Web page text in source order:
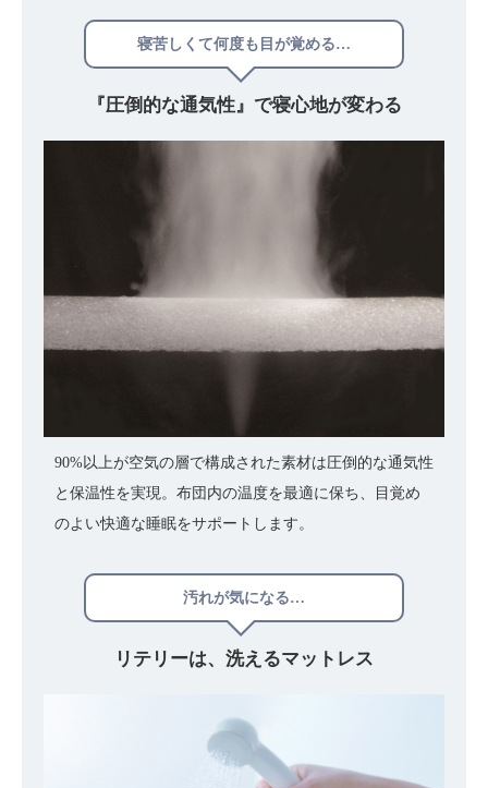
寝苦しくて何度も目が覚める…
『圧倒的な通気性』で寝心地が変わる
90%以上が空気の層で構成された素材は圧倒的な通気性
と保温性を実現。布団内の温度を最適に保ち、目覚め
のよい快適な睡眠をサポートします。
汚れが気になる…
リテリーは、 洗えるマットレス